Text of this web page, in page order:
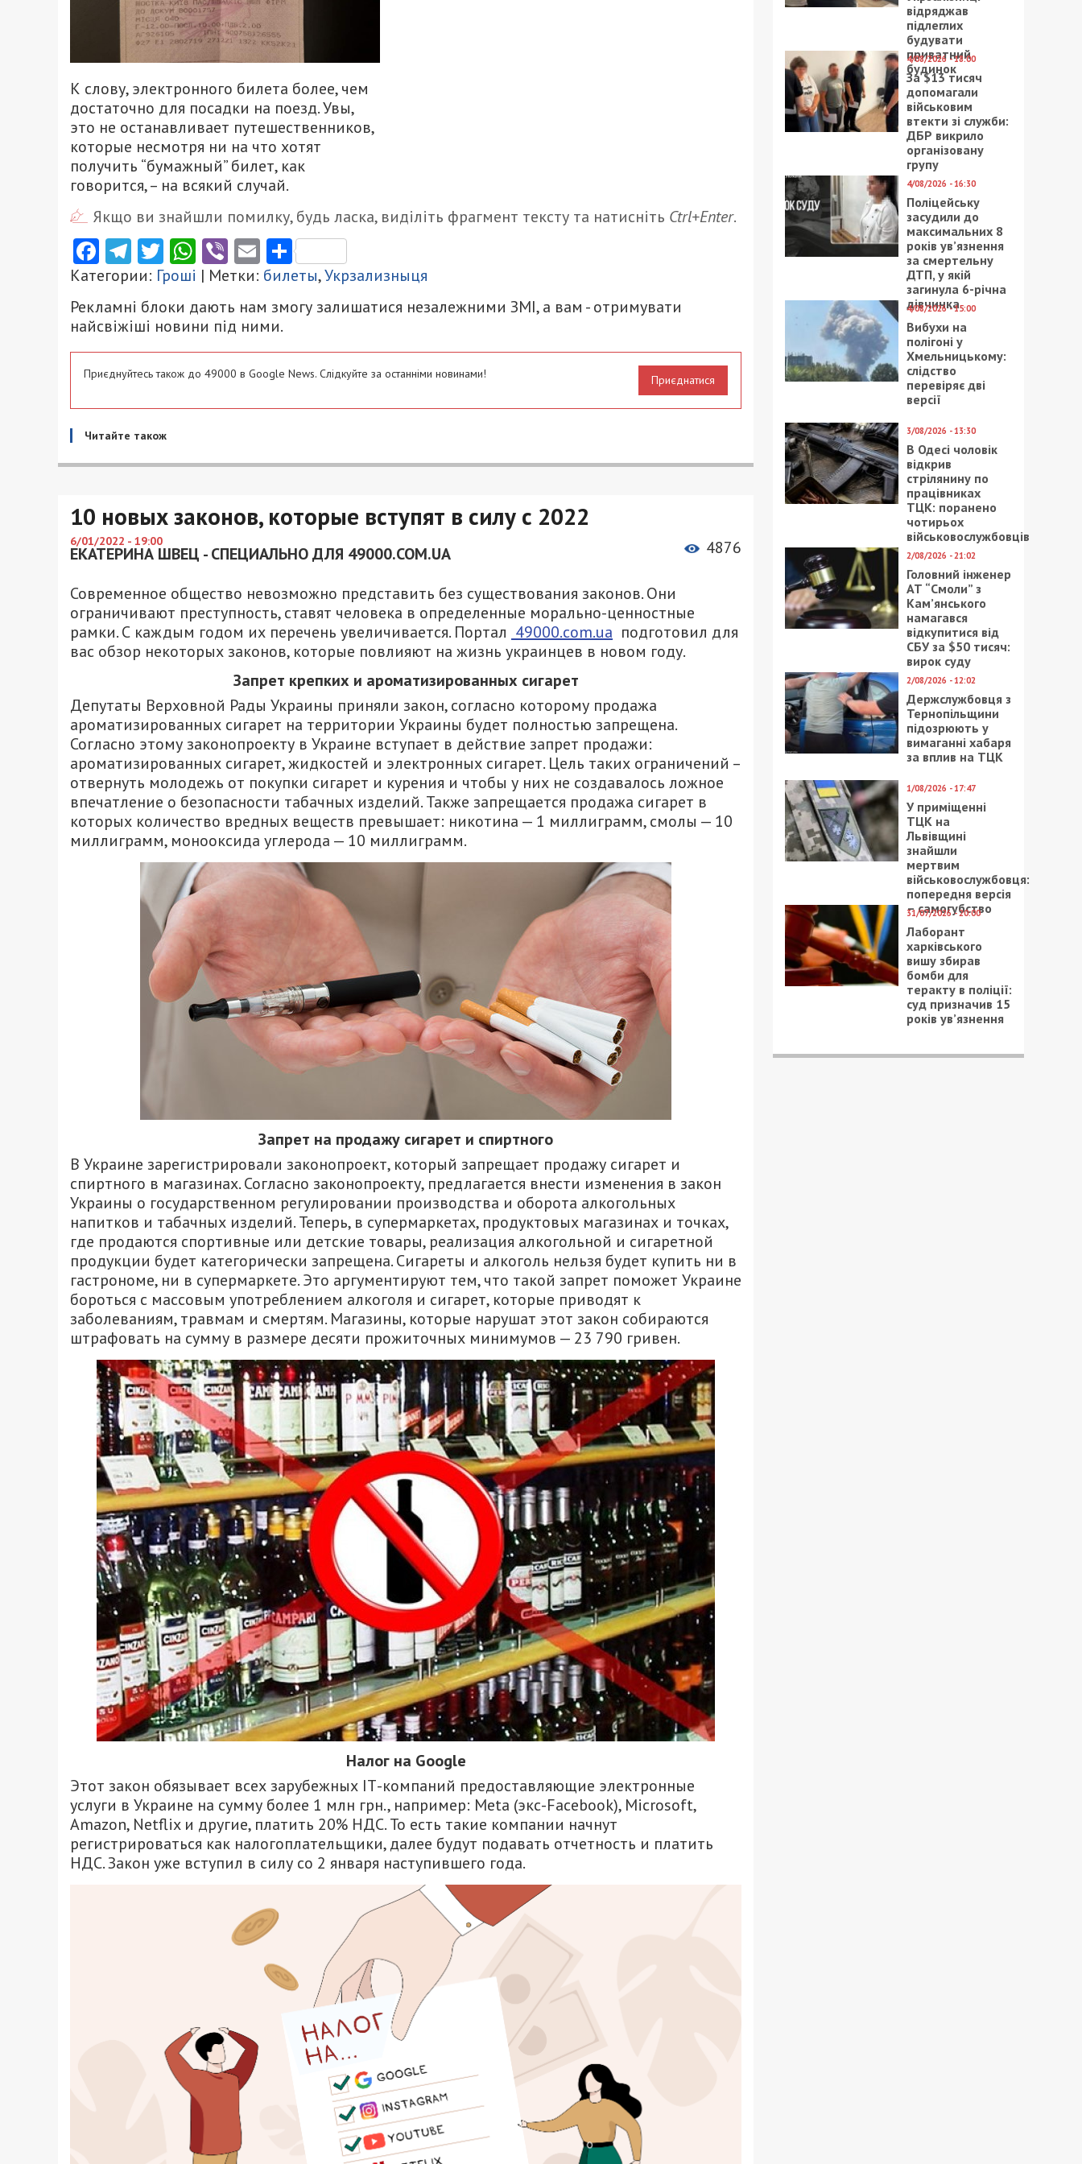
К слову, электронного билета более, чем
достаточно для посадки на поезд. Увы,
это не останавливает путешественников,
которые несмотря ни на что хотят
получить “бумажный” билет, как
говорится, – на всякий случай.
Якщо ви знайшли помилку, будь ласка, виділіть фрагмент тексту та натисніть Ctrl+Enter.
Facebook
Telegram
Twitter
WhatsApp
ViberEmailПоділитися
Категории: Гроші | Метки: билеты,Укрзализныця
Рекламні блоки дають нам змогу залишатися незалежними ЗМІ, а вам - отримувати
найсвіжіші новини під ними.
Приєднуйтесь також до 49000 в Google News. Слідкуйте за останніми новинами! Приєднатися
Читайте також
10 новых законов, которые вступят в силу с 2022
6/01/2022 - 19:00
ЕКАТЕРИНА ШВЕЦ - СПЕЦИАЛЬНО ДЛЯ 49000.COM.UA 4876
Современное общество невозможно представить без существования законов. Они
ограничивают преступность, ставят человека в определенные морально-ценностные
рамки. С каждым годом их перечень увеличивается. Портал 49000.com.ua подготовил для
вас обзор некоторых законов, которые повлияют на жизнь украинцев в новом году.
Запрет крепких и ароматизированных сигарет
Депутаты Верховной Рады Украины приняли закон, согласно которому продажа
ароматизированных сигарет на территории Украины будет полностью запрещена.
Согласно этому законопроекту в Украине вступает в действие запрет продажи:
ароматизированных сигарет, жидкостей и электронных сигарет. Цель таких ограничений –
отвернуть молодежь от покупки сигарет и курения и чтобы у них не создавалось ложное
впечатление о безопасности табачных изделий. Также запрещается продажа сигарет в
которых количество вредных веществ превышает: никотина — 1 миллиграмм, смолы — 10
миллиграмм, монооксида углерода — 10 миллиграмм.
Запрет на продажу сигарет и спиртного
В Украине зарегистрировали законопроект, который запрещает продажу сигарет и
спиртного в магазинах. Согласно законопроекту, предлагается внести изменения в закон
Украины о государственном регулировании производства и оборота алкогольных
напитков и табачных изделий. Теперь, в супермаркетах, продуктовых магазинах и точках,
где продаются спортивные или детские товары, реализация алкогольной и сигаретной
продукции будет категорически запрещена. Сигареты и алкоголь нельзя будет купить ни в
гастрономе, ни в супермаркете. Это аргументируют тем, что такой запрет поможет Украине
бороться с массовым употреблением алкоголя и сигарет, которые приводят к
заболеваниям, травмам и смертям. Магазины, которые нарушат этот закон собираются
штрафовать на сумму в размере десяти прожиточных минимумов — 23 790 гривен.
Налог на Google
Этот закон обязывает всех зарубежных IТ-компаний предоставляющие электронные
услуги в Украине на сумму более 1 млн грн., например: Meta (экс-Facebook), Microsoft,
Amazon, Netflix и другие, платить 20% НДС. То есть такие компании начнут
регистрироваться как налогоплательщики, далее будут подавать отчетность и платить
НДС. Закон уже вступил в силу со 2 января наступившего года.
відряджав
підлеглих
будувати
приватний
будинок
4/08/2026 - 18:00
За $13 тисяч
допомагали
військовим
втекти зі служби:
ДБР викрило
організовану
групу
4/08/2026 - 16:30
Поліцейську
засудили до
максимальних 8
років ув’язнення
за смертельну
ДТП, у якій
загинула 6-річна
дівчинка
4/08/2026 - 15:00
Вибухи на
полігоні у
Хмельницькому:
слідство
перевіряє дві
версії
3/08/2026 - 13:30
В Одесі чоловік
відкрив
стрілянину по
працівниках
ТЦК: поранено
чотирьох
військовослужбовців
2/08/2026 - 21:02
Головний інженер
АТ “Смоли” з
Кам’янського
намагався
відкупитися від
СБУ за $50 тисяч:
вирок суду
2/08/2026 - 12:02
Держслужбовця з
Тернопільщини
підозрюють у
вимаганні хабаря
за вплив на ТЦК
1/08/2026 - 17:47
У приміщенні
ТЦК на
Львівщині
знайшли
мертвим
військовослужбовця:
попередня версія
– самогубство
31/07/2026 - 20:00
Лаборант
харківського
вишу збирав
бомби для
теракту в поліції:
суд призначив 15
років ув’язнення